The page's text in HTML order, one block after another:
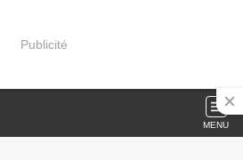
Publicité
MENU